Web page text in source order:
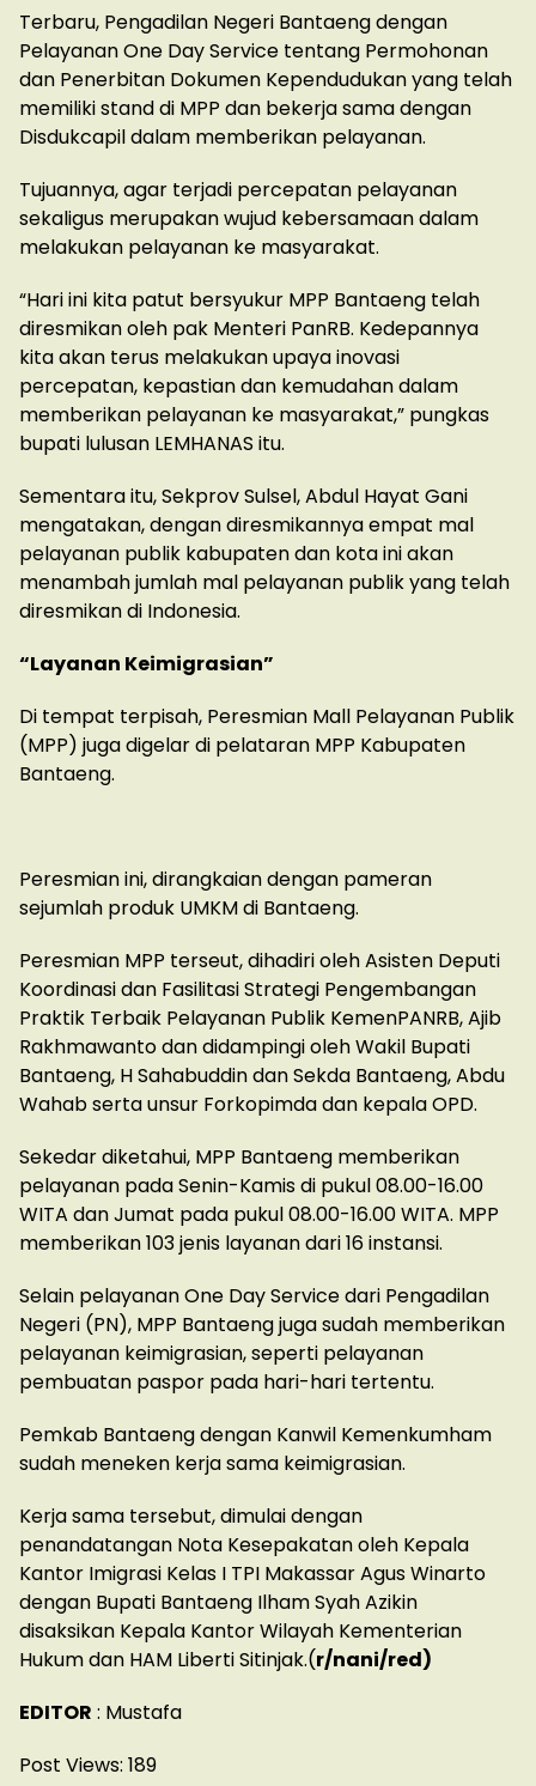
Terbaru, Pengadilan Negeri Bantaeng dengan
Pelayanan One Day Service tentang Permohonan
dan Penerbitan Dokumen Kependudukan yang telah
memiliki stand di MPP dan bekerja sama dengan
Disdukcapil dalam memberikan pelayanan.
Tujuannya, agar terjadi percepatan pelayanan
sekaligus merupakan wujud kebersamaan dalam
melakukan pelayanan ke masyarakat.
“Hari ini kita patut bersyukur MPP Bantaeng telah
diresmikan oleh pak Menteri PanRB. Kedepannya
kita akan terus melakukan upaya inovasi
percepatan, kepastian dan kemudahan dalam
memberikan pelayanan ke masyarakat,” pungkas
bupati lulusan LEMHANAS itu.
Sementara itu, Sekprov Sulsel, Abdul Hayat Gani
mengatakan, dengan diresmikannya empat mal
pelayanan publik kabupaten dan kota ini akan
menambah jumlah mal pelayanan publik yang telah
diresmikan di Indonesia.
“Layanan Keimigrasian”
Di tempat terpisah, Peresmian Mall Pelayanan Publik
(MPP) juga digelar di pelataran MPP Kabupaten
Bantaeng.
Peresmian ini, dirangkaian dengan pameran
sejumlah produk UMKM di Bantaeng.
Peresmian MPP terseut, dihadiri oleh Asisten Deputi
Koordinasi dan Fasilitasi Strategi Pengembangan
Praktik Terbaik Pelayanan Publik KemenPANRB, Ajib
Rakhmawanto dan didampingi oleh Wakil Bupati
Bantaeng, H Sahabuddin dan Sekda Bantaeng, Abdu
Wahab serta unsur Forkopimda dan kepala OPD.
Sekedar diketahui, MPP Bantaeng memberikan
pelayanan pada Senin-Kamis di pukul 08.00-16.00
WITA dan Jumat pada pukul 08.00-16.00 WITA. MPP
memberikan 103 jenis layanan dari 16 instansi.
Selain pelayanan One Day Service dari Pengadilan
Negeri (PN), MPP Bantaeng juga sudah memberikan
pelayanan keimigrasian, seperti pelayanan
pembuatan paspor pada hari-hari tertentu.
Pemkab Bantaeng dengan Kanwil Kemenkumham
sudah meneken kerja sama keimigrasian.
Kerja sama tersebut, dimulai dengan
penandatangan Nota Kesepakatan oleh Kepala
Kantor Imigrasi Kelas I TPI Makassar Agus Winarto
dengan Bupati Bantaeng Ilham Syah Azikin
disaksikan Kepala Kantor Wilayah Kementerian
Hukum dan HAM Liberti Sitinjak.(r/nani/red)
EDITOR : Mustafa
Post Views: 189